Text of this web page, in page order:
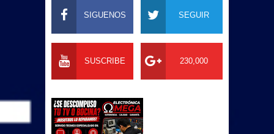
SIGUENOS SEGUIR
SUSCRIBE 230,000